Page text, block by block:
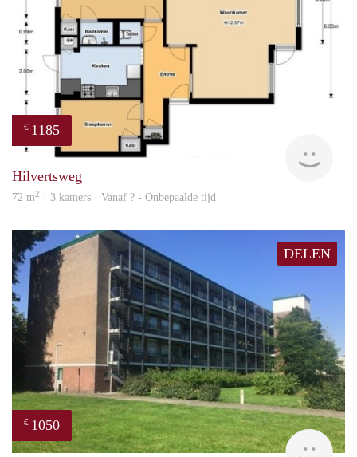
€ 1185
Hilvertsweg
72 m2 · 3 kamers · Vanaf ? - Onbepaalde tijd
DELEN
€ 1050
rent